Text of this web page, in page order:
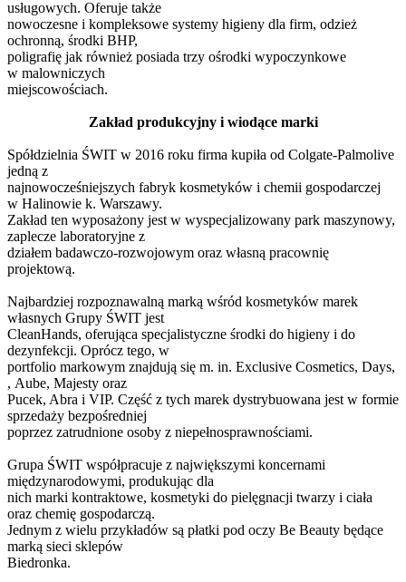
usługowych. Oferuje także
nowoczesne i kompleksowe systemy higieny dla firm, odzież
ochronną, środki BHP,
poligrafię jak również posiada trzy ośrodki wypoczynkowe
w malowniczych
miejscowościach.
Zakład produkcyjny i wiodące marki
Spółdzielnia ŚWIT w 2016 roku firma kupiła od Colgate-Palmolive
jedną z
najnowocześniejszych fabryk kosmetyków i chemii gospodarczej
w Halinowie k. Warszawy.
Zakład ten wyposażony jest w wyspecjalizowany park maszynowy,
zaplecze laboratoryjne z
działem badawczo-rozwojowym oraz własną pracownię
projektową.
Najbardziej rozpoznawalną marką wśród kosmetyków marek
własnych Grupy ŚWIT jest
CleanHands, oferująca specjalistyczne środki do higieny i do
dezynfekcji. Oprócz tego, w
portfolio markowym znajdują się m. in. Exclusive Cosmetics, Days,
, Aube, Majesty oraz
Pucek, Abra i VIP. Część z tych marek dystrybuowana jest w formie
sprzedaży bezpośredniej
poprzez zatrudnione osoby z niepełnosprawnościami.
Grupa ŚWIT współpracuje z największymi koncernami
międzynarodowymi, produkując dla
nich marki kontraktowe, kosmetyki do pielęgnacji twarzy i ciała
oraz chemię gospodarczą.
Jednym z wielu przykładów są płatki pod oczy Be Beauty będące
marką sieci sklepów
Biedronka.